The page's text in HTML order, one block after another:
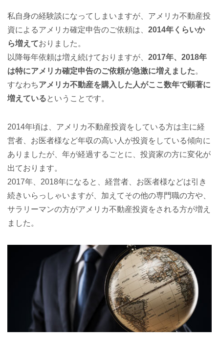
私自身の経験談になってしまいますが、アメリカ不動産投
資によるアメリカ確定申告のご依頼は、 2014年くらいか
ら増えておりました。
以降毎年依頼は増え続けておりますが、 2017年、2018年
は特にアメリカ確定申告のご依頼が急激に増えました。
すなわちアメリカ不動産を購入した人がここ数年で顕著に
増えているということです。
2014年頃は、アメリカ不動産投資をしている方は主に経
営者、お医者様など年収の高い人が投資をしている傾向に
ありましたが、年が経過するごとに、投資家の方に変化が
出ております。
2017年、2018年になると、経営者、お医者様などは引き
続きいらっしゃいますが、加えてその他の専門職の方や、
サラリーマンの方がアメリカ不動産投資をされる方が増え
ました。